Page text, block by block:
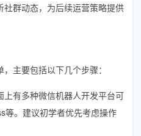
社群动态，为后续运营策略提供
主要包括以下几个步骤：
上有多种微信机器人开发平台可
等。建议初学者优先考虑操作